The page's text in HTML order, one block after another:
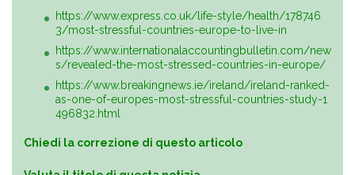
https://www.express.co.uk/life-style/health/178746
3/most-stressful-countries-europe-to-live-in
https://www.internationalaccountingbulletin.com/new
s/revealed-the-most-stressed-countries-in-europe/
https://www.breakingnews.ie/ireland/ireland-ranked-
as-one-of-europes-most-stressful-countries-study-1
496832.html
Chiedi la correzione di questo articolo